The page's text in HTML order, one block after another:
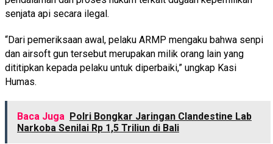
senjata api secara ilegal.
“Dari pemeriksaan awal, pelaku ARMP mengaku bahwa senpi
dan airsoft gun tersebut merupakan milik orang lain yang
dititipkan kepada pelaku untuk diperbaiki,” ungkap Kasi
Humas.
Baca Juga Polri Bongkar Jaringan Clandestine Lab
Narkoba Senilai Rp 1,5 Triliun di Bali